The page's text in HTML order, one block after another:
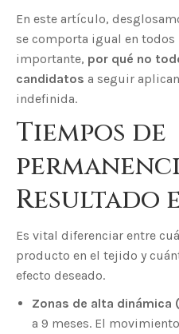
En este artículo,
se comporta igual en todos
importante, por qué no
candidatos a seguir
indefinida.
Tiempos de
Resultado
Es vital diferenciar entre
producto en el tejido y
efecto deseado.
Zonas de alta dinámica
a 9 meses. El